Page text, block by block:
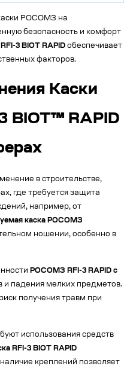
РОСОМЗ на
безопасность и комфорт
3 BIOT RAPID обеспечивает
факторов.
Каски
RAPID
в строительстве,
где требуется защита
например, от
каска РОСОМЗ
ношении, особенно в
РОСОМЗ RFI-3 RAPID с
и падения мелких предметов.
получения травм при
использования средств
RFI-3 BIOT RAPID
креплений позволяет